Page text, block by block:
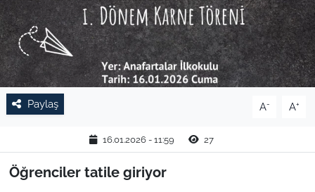
Paylaş A- A+
16.01.2026 - 11:59 27
Öğrenciler tatile giriyor
TARIM VE HAYVANCILIK
KÜLTÜR SANAT
RESMİ İLAN
SPOR
YAŞAM